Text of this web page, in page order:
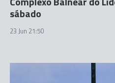
sábado
23 Jun 21:50